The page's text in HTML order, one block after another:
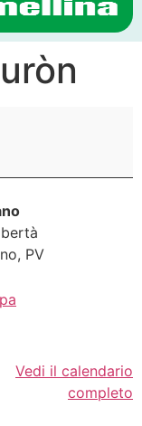
, PV
Vedi il calendario
completo